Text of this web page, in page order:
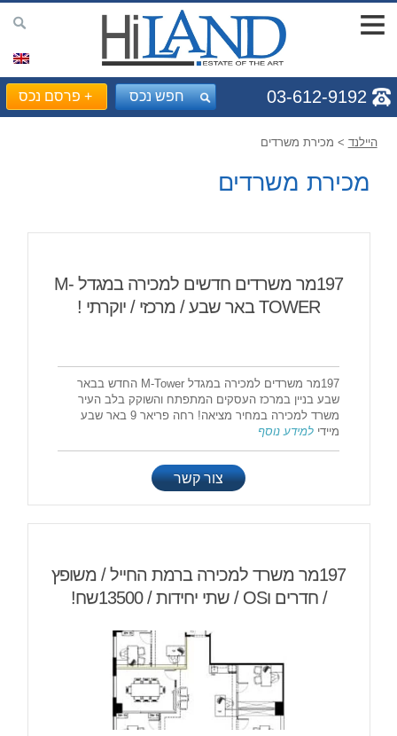
03-612-9192
+ פרסם נכס חפש נכס
היילנד > מכירת משרדים
מכירת משרדים
197מר משרדים חדשים למכירה במגדל M-
TOWER באר שבע / מרכזי / יוקרתי !
197מר משרדים למכירה במגדל M-Tower החדש בבאר
שבע בניין במרכז העסקים המתפתח והשוקק בלב העיר
משרד למכירה במחיר מציאה! רחה פריאר 9 באר שבע
מיידילמידע נוסף
צור קשר
197מר משרד למכירה ברמת החייל / משופץ
/ חדרים וOS / שתי יחידות / 13500שח!